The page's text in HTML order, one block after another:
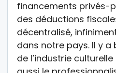
financements privés-
des déductions
décentralisé,
dans notre pays. Il y a
de l’industrie